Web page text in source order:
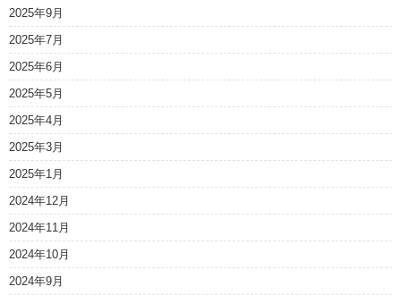
2025年9月
2025年7月
2025年6月
2025年5月
2025年4月
2025年3月
2025年1月
2024年12月
2024年11月
2024年10月
2024年9月